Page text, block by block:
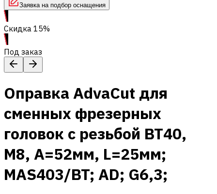
Заявка на подбор оснащения
Скидка 15%
Под заказ
Оправка AdvaCut для
сменных фрезерных
головок с резьбой BT40,
M8, A=52мм, L=25мм;
MAS403/BT; AD; G6,3;